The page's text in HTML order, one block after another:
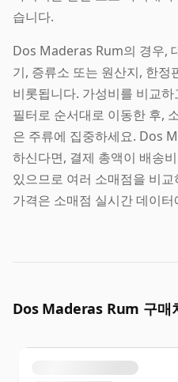
습니다.
Dos Maderas Rum의 경우,
기, 증류소 또는 원산지, 한정
비롯됩니다. 가성비를 비교
필터로 순서대로 이동한 후,
은 주류에 집중하세요. Dos
하신다면, 결제 총액이 배송
있으므로 여러 소매점을 비
가격은 소매점 실시간 데이
Dos Maderas Rum 구매